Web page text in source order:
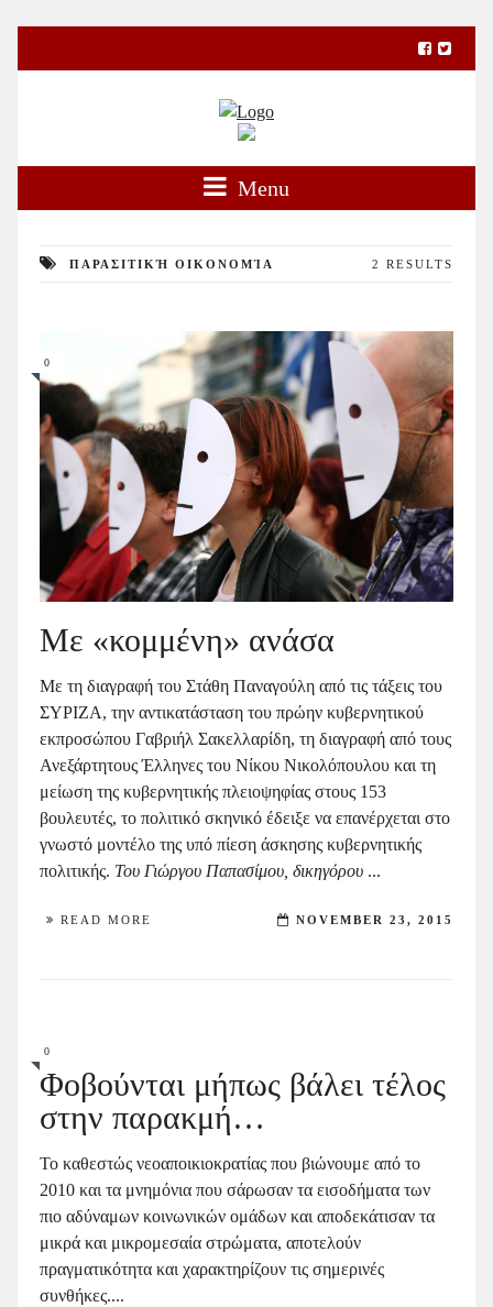
Menu
ΠΑΡΑΣΙΤΙΚΉ ΟΙΚΟΝΟΜΊΑ 2 RESULTS
0
Με «κομμένη» ανάσα
Με τη διαγραφή του Στάθη Παναγούλη από τις τάξεις του
ΣΥΡΙΖΑ, την αντικατάσταση του πρώην κυβερνητικού
εκπροσώπου Γαβριήλ Σακελλαρίδη, τη διαγραφή από τους
Ανεξάρτητους Έλληνες του Νίκου Νικολόπουλου και τη
μείωση της κυβερνητικής πλειοψηφίας στους 153
βουλευτές, το πολιτικό σκηνικό έδειξε να επανέρχεται στο
γνωστό μοντέλο της υπό πίεση άσκησης κυβερνητικής
πολιτικής. Του Γιώργου Παπασίμου, δικηγόρου ...
READ MORE NOVEMBER 23, 2015
0
Φοβούνται μήπως βάλει τέλος
στην παρακμή…
Το καθεστώς νεοαποικιοκρατίας που βιώνουμε από το
2010 και τα μνημόνια που σάρωσαν τα εισοδήματα των
πιο αδύναμων κοινωνικών ομάδων και αποδεκάτισαν τα
μικρά και μικρομεσαία στρώματα, αποτελούν
πραγματικότητα και χαρακτηρίζουν τις σημερινές
συνθήκες....